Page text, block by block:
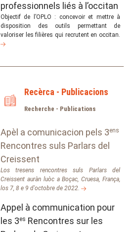
professionnels liés à l’occitan
Objectif de l’OPLO : concevoir et mettre à
disposition des outils permettant de
valoriser les filières qui recrutent en occitan.
Recèrca - Publicacions
Recherche - Publications
Apèl a comunicacion pels 3ens
Rencontres suls Parlars del
Creissent
Los tresens rencontres suls Parlars del
Creissent auràn luòc a Boçac, Cruesa, França,
los 7, 8 e 9 d'octobre de 2022.
Appel à communication pour
les 3es Rencontres sur les